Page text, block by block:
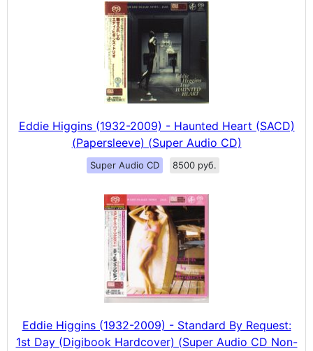
Eddie Higgins (1932-2009) - Haunted Heart (SACD)
(Papersleeve) (Super Audio CD)
Super Audio CD 8500 руб.
Eddie Higgins (1932-2009) - Standard By Request:
1st Day (Digibook Hardcover) (Super Audio CD Non-